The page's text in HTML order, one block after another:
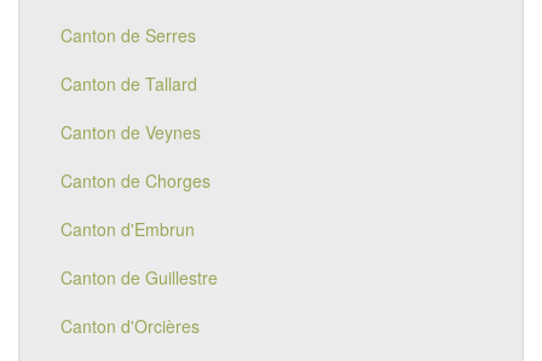
Canton de Serres
Canton de Tallard
Canton de Veynes
Canton de Chorges
Canton d'Embrun
Canton de Guillestre
Canton d'Orcières